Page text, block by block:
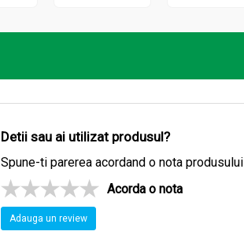
Detii sau ai utilizat produsul?
Spune-ti parerea acordand o nota produsului
Acorda o nota
Adauga un review